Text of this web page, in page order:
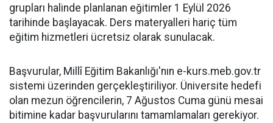
grupları halinde planlanan eğitimler 1 Eylül 2026
tarihinde başlayacak. Ders materyalleri hariç tüm
eğitim hizmetleri ücretsiz olarak sunulacak.
Başvurular, Millî Eğitim Bakanlığı'nın e-kurs.meb.gov.tr
sistemi üzerinden gerçekleştiriliyor. Üniversite hedefi
olan mezun öğrencilerin, 7 Ağustos Cuma günü mesai
bitimine kadar başvurularını tamamlamaları gerekiyor.